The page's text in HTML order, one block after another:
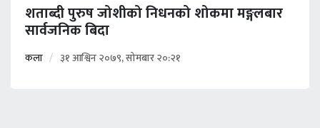
शताब्दी पुरुष जोशीको निधनको शोकमा मङ्गलबार
सार्वजनिक बिदा
कला ३१ आश्विन २०७९, सोमबार २०:२१